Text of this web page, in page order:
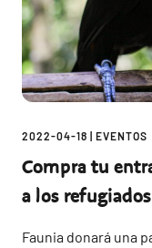
2022-04-18 EVENTOS
Compra tu
a los
Faunia donará una